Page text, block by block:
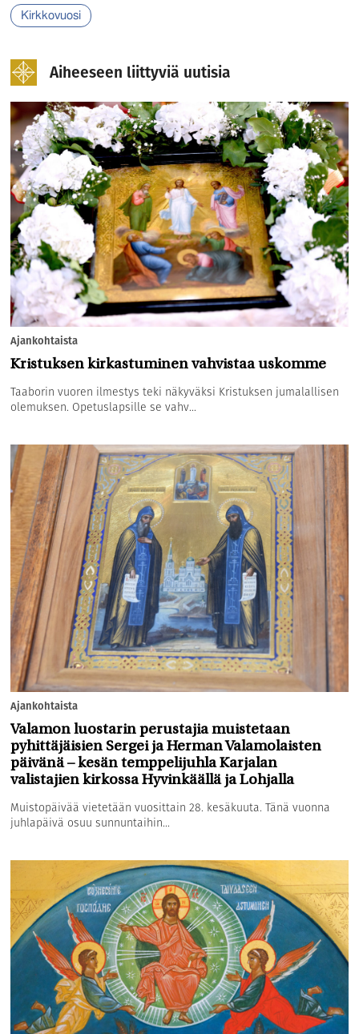
Kirkkovuosi
Aiheeseen liittyviä uutisia
Ajankohtaista
Kristuksen kirkastuminen vahvistaa uskomme
Taaborin vuoren ilmestys teki näkyväksi Kristuksen jumalallisen
olemuksen. Opetuslapsille se vahv...
Ajankohtaista
Valamon luostarin perustajia muistetaan
pyhittäjäisien Sergei ja Herman Valamolaisten
päivänä – kesän temppelijuhla Karjalan
valistajien kirkossa Hyvinkäällä ja Lohjalla
Muistopäivää vietetään vuosittain 28. kesäkuuta. Tänä vuonna
juhlapäivä osuu sunnuntaihin...